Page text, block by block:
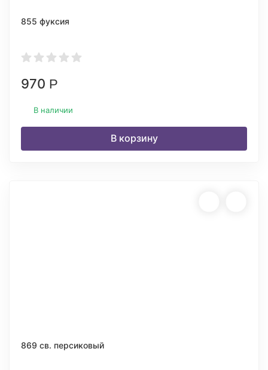
855 фуксия
970 Р
В наличии
В корзину
869 св. персиковый